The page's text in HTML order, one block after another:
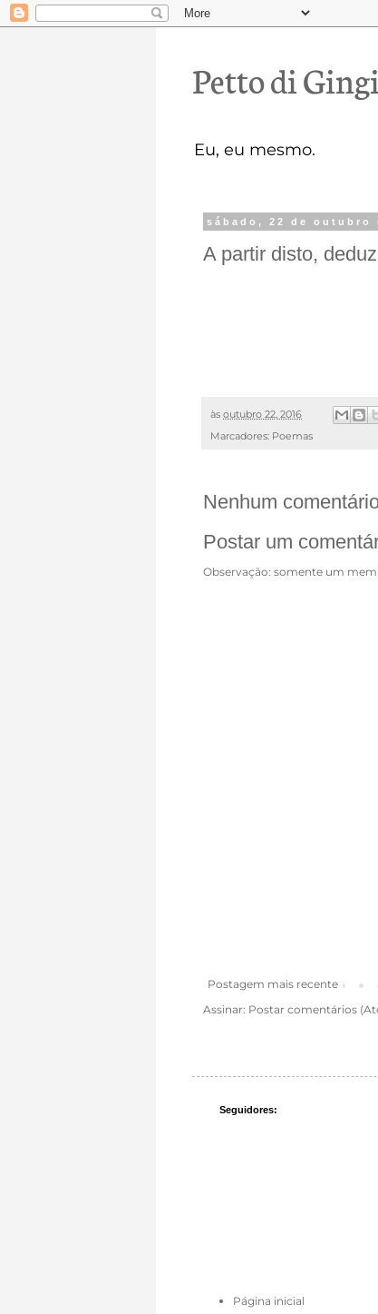
Petto di
Eu, eu mesmo.
sábado, 22 de outubro
A partir disto,
às outubro 22, 2016
Marcadores: Poemas
Nenhum
Postar um
Observação: somente um
Postagem mais recente
Assinar: Postar comentários
Seguidores:
Página inicial